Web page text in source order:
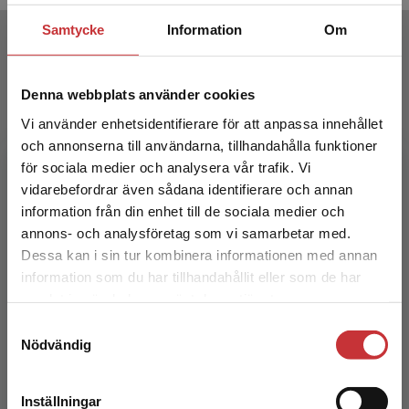
Samtycke Information Om
Denna webbplats använder cookies
Vi använder enhetsidentifierare för att anpassa innehållet
och annonserna till användarna, tillhandahålla funktioner
för sociala medier och analysera vår trafik. Vi
vidarebefordrar även sådana identifierare och annan
information från din enhet till de sociala medier och
annons- och analysföretag som vi samarbetar med.
Dessa kan i sin tur kombinera informationen med annan
information som du har tillhandahållit eller som de har
Nödvändig
Inställningar
Begränsad fraktregion
Det verkar som att du besöker
studentlitteratur.se via en enhet utanför Sverige.
Vi erbjuder inte leveranser utanför Sverige. För
att kunna slutföra ett köp måste
Författare
Eva Hedencrona
Eva Hedencrona är känd bl.a. för läromedlen
Progress Gold, Magic! samt Kontext och har
många års erfarenhet av engelsk- och
svenskundervisning – fr...